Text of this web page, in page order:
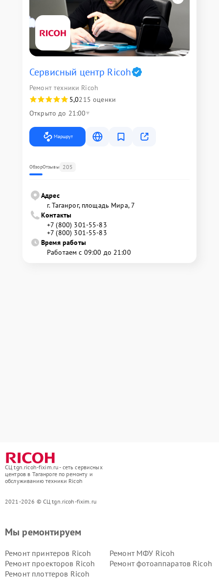
Сервисный центр Ricoh
Ремонт техники Ricoh
5,0215 оценки
Открыто до 21:00
Маршрут
ОбзорОтзывы 205
Адрес
г. Таганрог, площадь Мира, 7
Контакты
+7 (800) 301-55-83
+7 (800) 301-55-83
Время работы
Работаем с 09:00 до 21:00
СЦ tgn.ricoh-fixim.ru - сеть сервисных
центров в Таганроге по ремонту и
обслуживанию техники Ricoh
2021-2026 © СЦ tgn.ricoh-fixim.ru
Мы ремонтируем
Ремонт принтеров Ricoh
Ремонт МФУ Ricoh
Ремонт проекторов Ricoh
Ремонт фотоаппаратов Ricoh
Ремонт плоттеров Ricoh